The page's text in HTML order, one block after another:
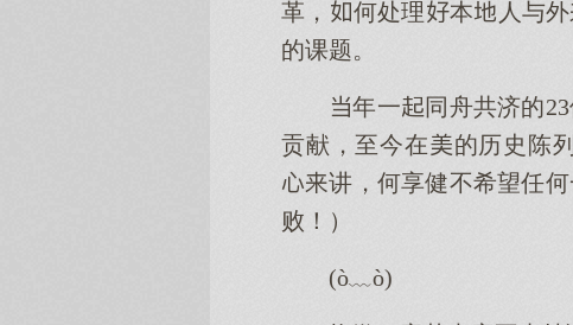
革，何处理本人与外
的课题。
年一同舟共济的
贡献，至今在的历史
讲，何享健不希望任
败！）
(ò﹏ò)